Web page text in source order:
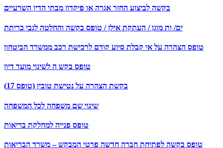
בקשה לביצוע החזר אגרה או פיקדון מבתי הדין השרעיים
ים/ ות מוגן / העתקת אילן / טופס בקשה והחלטה לגבי כריתת
טופס הצהרה על אי קבלת סיוע קודם לרכישת רכב ממשרד הביטחון
טופס בקש ה לשינוי מועד דיון
בקשת הצהרה על נטישת טובין (טופס 17)
שינוי שם משפחה לכל המשפחה
טופס פנייה למחלקת בריאות
טופס בקשה לפתיחת חברה חדשה פרטי המבקש – משרד הבריאות